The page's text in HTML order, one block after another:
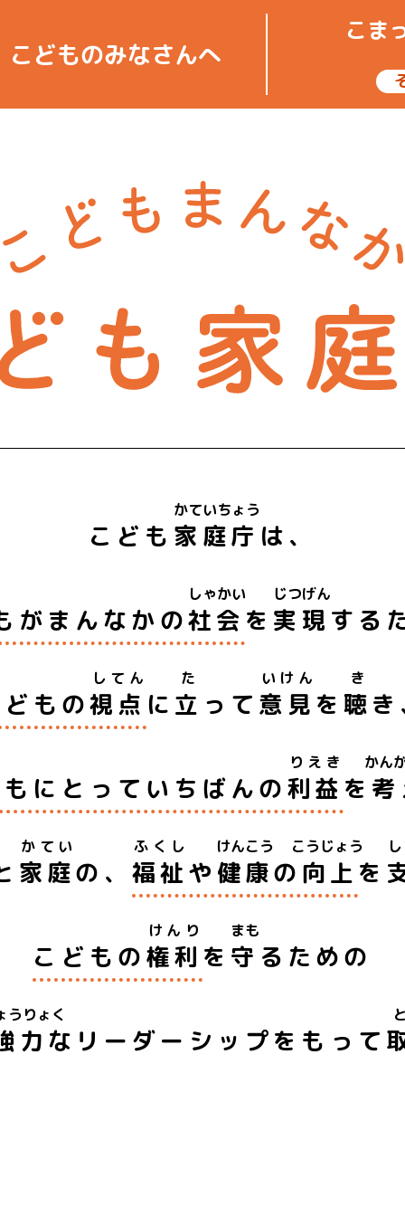
こどものみなさんへ
こま
も家庭庁
こども 家庭庁
かていちょう
は、
がまんなかの社会
しゃかい
を 実現
じつげん
する
もの視点
してん
に 立
た
って 意見
いけん
を 聴
き
き
にとっていちばんの利益
りえき
を 考
かん
家庭
かてい
の、 福祉
ふくし
や 健康
けんこう
の 向上
こうじょう
を
こどもの権利
けんり
を 守
まも
るための
力
うりょく
な リーダーシップをもって
と